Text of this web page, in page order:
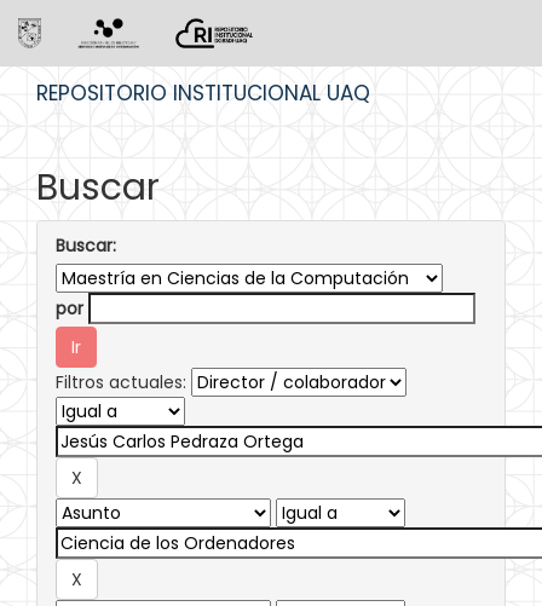
REPOSITORIO INSTITUCIONAL UAQ
Buscar
Buscar:
por
Filtros actuales: